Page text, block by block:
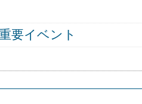
要イベント